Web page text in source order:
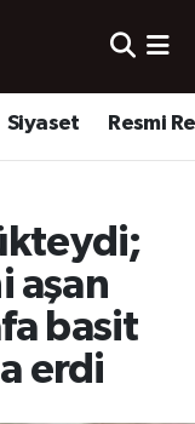
Siyaset Resmi
aşan
basit
erdi
Fikstür